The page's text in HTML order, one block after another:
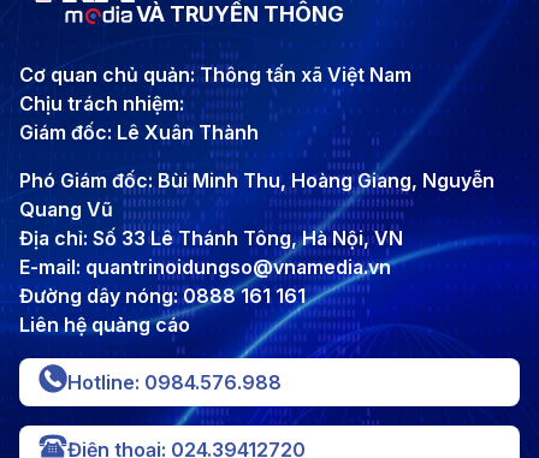
VÀ TRUYỀN THÔNG
Cơ quan chủ quản: Thông tấn xã Việt Nam
Chịu trách nhiệm:
Giám đốc: Lê Xuân Thành
Phó Giám đốc: Bùi Minh Thu, Hoàng Giang, Nguyễn
Quang Vũ
Địa chỉ: Số 33 Lê Thánh Tông, Hà Nội, VN
E-mail: quantrinoidungso@vnamedia.vn
Đường dây nóng: 0888 161 161
Liên hệ quảng cáo
Hotline: 0984.576.988
Điện thoại: 024.39412720